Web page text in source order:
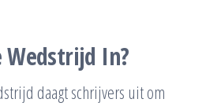
Wedstrijd In?
daagt schrijvers uit om